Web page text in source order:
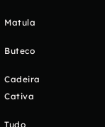
Matula
Buteco
Cadeira
Cativa
Tudo